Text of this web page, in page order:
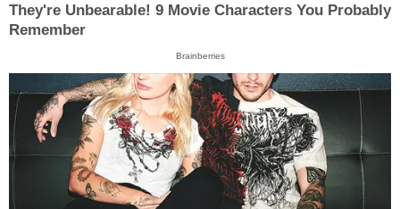
They're Unbearable! 9 Movie Characters You Probably
Remember
Brainberries